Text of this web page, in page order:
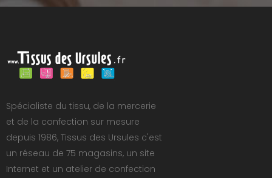
Spécialiste du tissu, de la mercerie
et de la confection sur mesure
depuis 1986, Tissus des Ursules c'est
un réseau de 75 magasins, un site
Internet et un atelier de confection